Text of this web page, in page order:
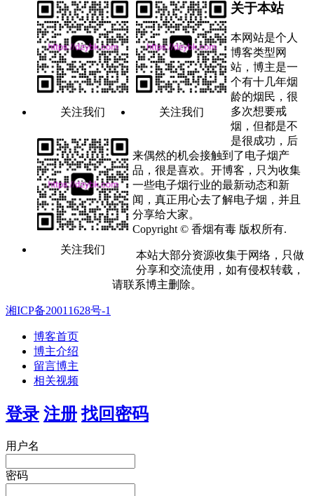
关注我们 关注我们
关注我们
关于本站
本网站是个人
博客类型网
站，博主是一
个有十几年烟
龄的烟民，很
多次想要戒
烟，但都是不
是很成功，后
来偶然的机会接触到了电子烟产
品，很是喜欢。开博客，只为收集
一些电子烟行业的最新动态和新
闻，真正用心去了解电子烟，并且
分享给大家。
Copyright © 香烟有毒 版权所有.
本站大部分资源收集于网络，只做
分享和交流使用，如有侵权转载，
请联系博主删除。
湘ICP备20011628号-1
博客首页
博主介绍
留言博主
相关视频
登录 注册 找回密码
用户名
密码